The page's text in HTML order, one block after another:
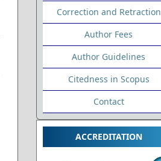
Correction and Retraction
Author Fees
Author Guidelines
Citedness in Scopus
Contact
ACCREDITATION